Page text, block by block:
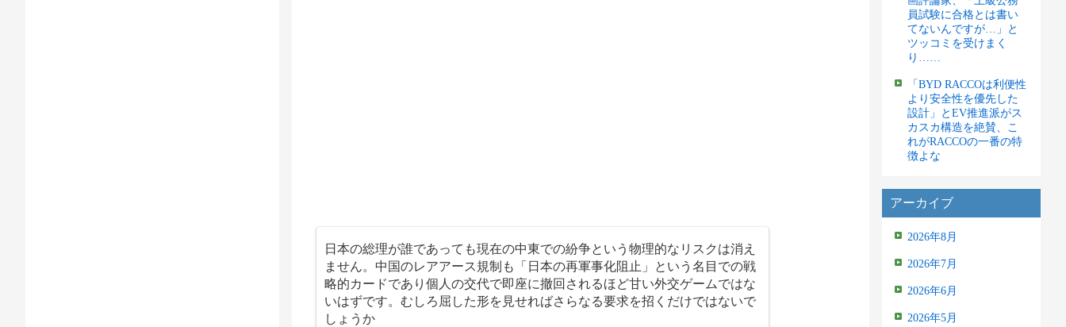
日本の総理が誰であっても現在の中東での紛争という物理的なリスクは消え
ません。中国のレアアース規制も「日本の再軍事化阻止」という名目での戦
略的カードであり個人の交代で即座に撤回されるほど甘い外交ゲームではな
いはずです。むしろ屈した形を見せればさらなる要求を招くだけではないで
しょうか
員試験に合格とは書い
てないんですが…」と
ツッコミを受けまく
り……
「BYD RACCOは利便性
より安全性を優先した
設計」とEV推進派がス
カスカ構造を絶賛、こ
れがRACCOの一番の特
徴よな
アーカイブ
2026年8月
2026年7月
2026年6月
2026年5月